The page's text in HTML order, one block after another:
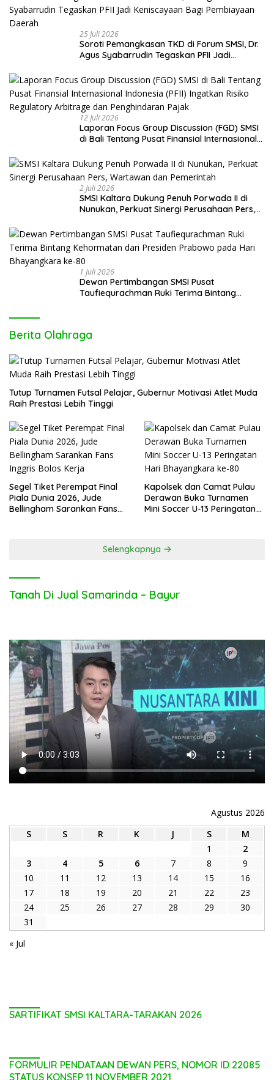
25 Juli 2026
Soroti Pemangkasan TKD di Forum SMSI, Dr.
Agus Syabarrudin Tegaskan PFII Jadi
12 Juli 2026
Laporan Focus Group Discussion (FGD) SMSI
di Bali Tentang Pusat Finansial Internasional
Arbitrage dan Penghindaran Pajak
2 Juli 2026
SMSI Kaltara Dukung Penuh Porwada II di
Nunukan, Perkuat Sinergi Perusahaan Pers,
1 Juli 2026
Dewan Pertimbangan SMSI Pusat
Taufiequrachman Ruki Terima Bintang
Berita Olahraga
Tutup Turnamen Futsal Pelajar, Gubernur Motivasi Atlet Muda
Raih Prestasi Lebih Tinggi
Segel Tiket Perempat Final
Piala Dunia 2026, Jude
Bellingham Sarankan Fans
Kapolsek dan Camat Pulau
Derawan Buka Turnamen
Mini Soccer U-13 Peringatan
Selengkapnya
Tanah Di Jual Samarinda – Bayur
Agustus 2026
S
S R K J S
M
1
2
3
4 5 6 7 8
9
10
11 12 13 14 15
16
17
18 19 20 21 22
23
24
25 26 27 28 29
30
31
« Jul
SARTIFIKAT SMSI KALTARA-TARAKAN 2026
FORMULIR PENDATAAN DEWAN PERS, NOMOR ID 22085
STATUS KONSEP 11 NOVEMBER 2021